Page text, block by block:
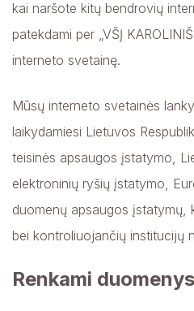
kai naršote kitų bendrovių
patekdami per „VŠĮ
interneto svetainę.
Mūsų interneto svetainės
laikydamiesi Lietuvos
teisinės apsaugos įstatymo,
elektroninių ryšių įstatymo,
duomenų apsaugos įstatymų,
bei kontroliuojančių institucijų
Renkami duomenys